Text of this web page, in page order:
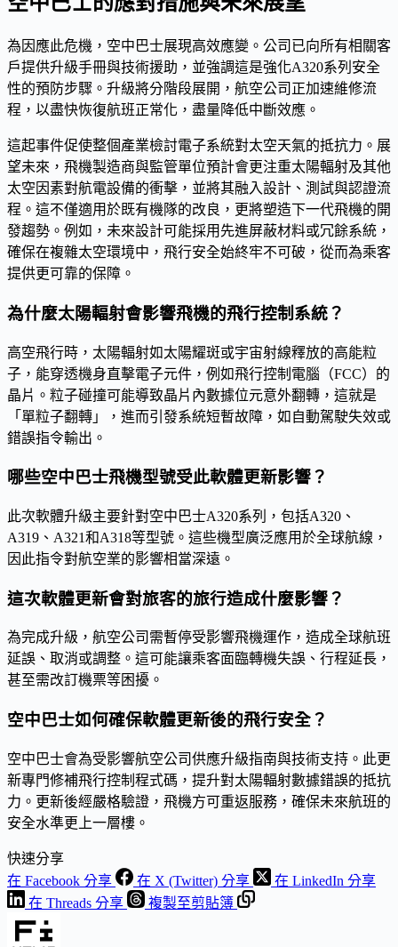
為因應此危機，空中巴士展現高效應變。公司已向所有相關客
戶提供升級手冊與技術援助，並強調這是強化A320系列安全
性的預防步驟。升級將分階段展開，航空公司正加速維修流
程，以盡快恢復航班正常化，盡量降低中斷效應。
這起事件促使整個產業檢討電子系統對太空天氣的抵抗力。展
望未來，飛機製造商與監管單位預計會更注重太陽輻射及其他
太空因素對航電設備的衝擊，並將其融入設計、測試與認證流
程。這不僅適用於既有機隊的改良，更將塑造下一代飛機的開
發趨勢。例如，未來設計可能採用先進屏蔽材料或冗餘系統，
確保在複雜太空環境中，飛行安全始終牢不可破，從而為乘客
提供更可靠的保障。
為什麼太陽輻射會影響飛機的飛行控制系統？
高空飛行時，太陽輻射如太陽耀斑或宇宙射線釋放的高能粒
子，能穿透機身直擊電子元件，例如飛行控制電腦（FCC）的
晶片。粒子碰撞可能導致晶片內數據位元意外翻轉，這就是
「單粒子翻轉」，進而引發系統短暫故障，如自動駕駛失效或
錯誤指令輸出。
哪些空中巴士飛機型號受此軟體更新影響？
此次軟體升級主要針對空中巴士A320系列，包括A320、
A319、A321和A318等型號。這些機型廣泛應用於全球航線，
因此指令對航空業的影響相當深遠。
這次軟體更新會對旅客的旅行造成什麼影響？
為完成升級，航空公司需暫停受影響飛機運作，造成全球航班
延誤、取消或調整。這可能讓乘客面臨轉機失誤、行程延長，
甚至需改訂機票等困擾。
空中巴士如何確保軟體更新後的飛行安全？
空中巴士會為受影響航空公司供應升級指南與技術支持。此更
新專門修補飛行控制程式碼，提升對太陽輻射數據錯誤的抵抗
力。更新後經嚴格驗證，飛機方可重返服務，確保未來航班的
安全水準更上一層樓。
快速分享
在 Facebook 分享
在 X (Twitter) 分享
在 LinkedIn 分享
在 Threads 分享
複製至剪貼簿